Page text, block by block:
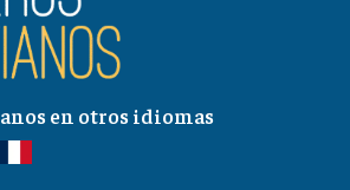
en otros idiomas